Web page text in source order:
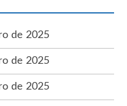
de 2025
de 2025
de 2025